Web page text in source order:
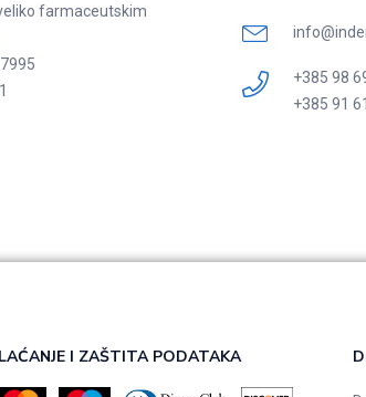
farmaceutskim
+385 98
+385 91
I ZAŠTITA PODATAKA